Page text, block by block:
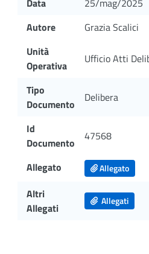
Autore
Grazia Scalici
Unità
Operativa
Ufficio Atti
Tipo
Documento
Delibera
Id
Documento
47568
Allegato Allegato
Altri
Allegati
Allegati